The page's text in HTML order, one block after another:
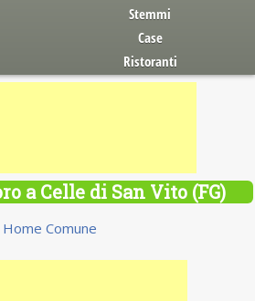
Stemmi
Case
Ristoranti
a Celle di San Vito (FG)
Home Comune